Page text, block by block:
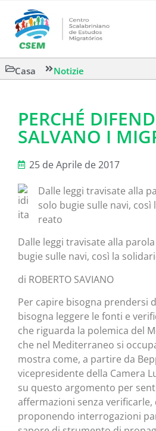
Casa Notizie
PERCHÉ
SALVANO I
25 de Aprile de 2017
Dalle leggi travisate alla
solo bugie sulle navi,
reato
Dalle leggi travisate alla
bugie sulle navi, così la
di ROBERTO SAVIANO
Per capire bisogna prendersi
bisogna leggere le fonti e
che riguarda la polemica del
che nel Mediterraneo si
mostra come, a partire da
vicepresidente della Camera
su questo argomento per
affermazioni senza verificarle,
proponendo interrogazioni